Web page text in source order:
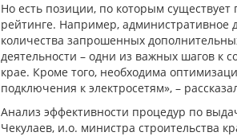
Но есть позиции, по которым
рейтинге. Например,
количества запрошенных
деятельности – одни из важных шагов к
крае. Кроме того, необходима
подключения к электросетям», –
Анализ эффективности процедур по
Чекулаев, и.о. министра строительства